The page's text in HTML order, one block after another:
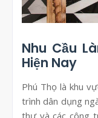
Nhu Cầu
Hiện Nay
Phú Thọ là khu
trình dân dụng